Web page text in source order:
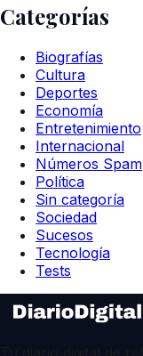
Categorías
Biografías
Cultura
Deportes
Economía
Entretenimiento
Internacional
Números Spam
Política
Sin categoría
Sociedad
Sucesos
Tecnología
Tests